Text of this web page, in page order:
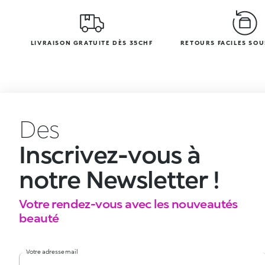
LIVRAISON GRATUITE DÈS 35CHF RETOURS FACILES
Des
Inscrivez-vous à
notre Newsletter !
Votre rendez-vous avec les nouveautés
beauté
Votre adresse mail